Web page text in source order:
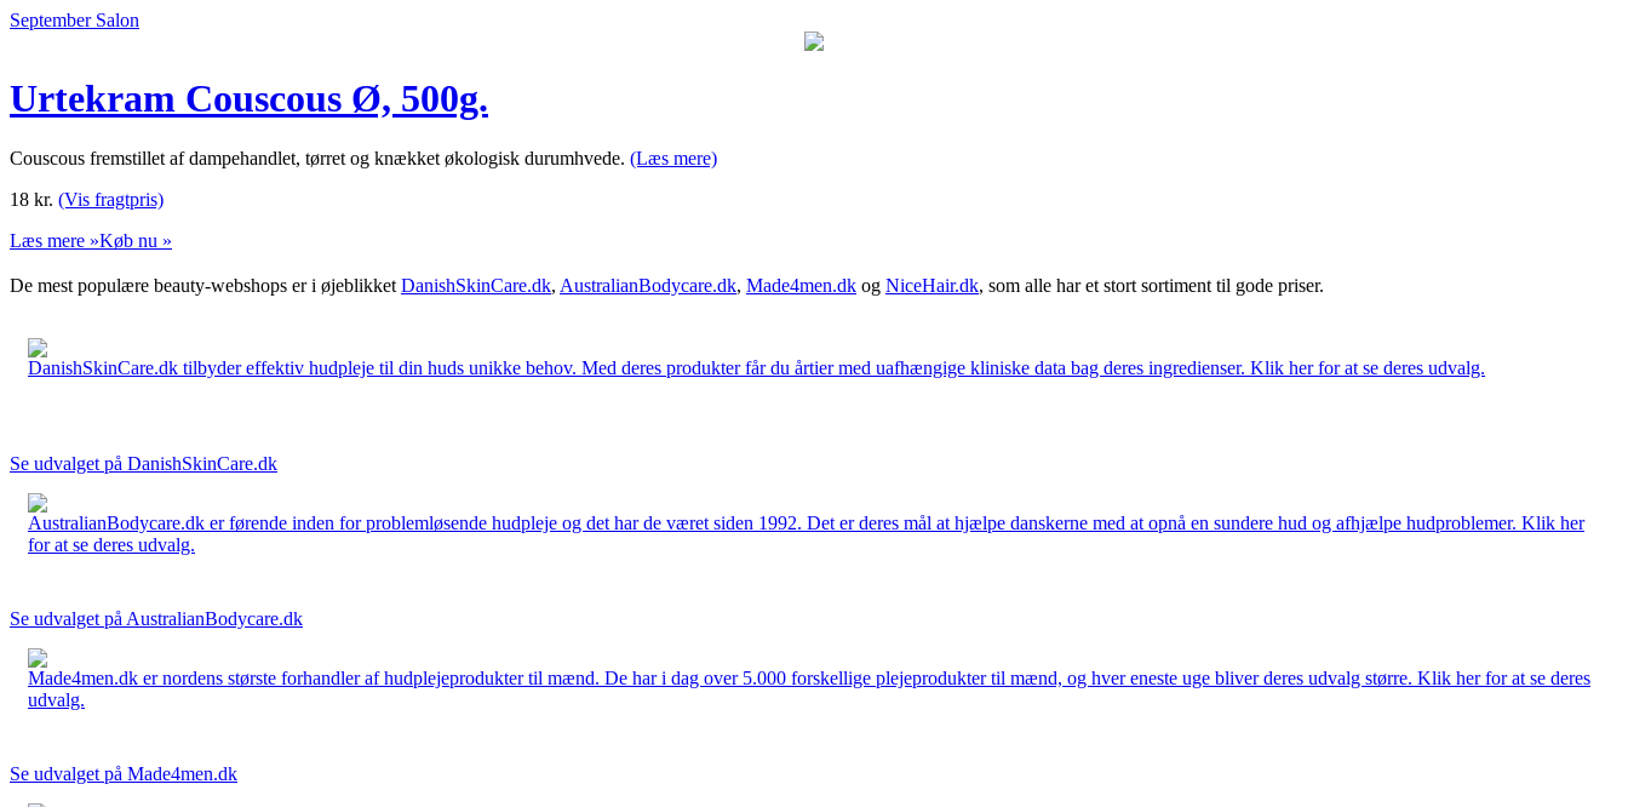
September Salon
Urtekram Couscous Ø, 500g.
Couscous fremstillet af dampehandlet, tørret og knækket økologisk durumhvede. (Læs mere)
18 kr. (Vis fragtpris)
Læs mere »Køb nu »
De mest populære beauty-webshops er i øjeblikket DanishSkinCare.dk, AustralianBodycare.dk, Made4men.dk og NiceHair.dk, som alle har et stort sortiment til gode priser.
DanishSkinCare.dk tilbyder effektiv hudpleje til din huds unikke behov. Med deres produkter får du årtier med uafhængige kliniske data bag deres ingredienser. Klik her for at se deres udvalg.
Se udvalget på DanishSkinCare.dk
AustralianBodycare.dk er førende inden for problemløsende hudpleje og det har de været siden 1992. Det er deres mål at hjælpe danskerne med at opnå en sundere hud og afhjælpe hudproblemer. Klik her
for at se deres udvalg.
Se udvalget på AustralianBodycare.dk
Made4men.dk er nordens største forhandler af hudplejeprodukter til mænd. De har i dag over 5.000 forskellige plejeprodukter til mænd, og hver eneste uge bliver deres udvalg større. Klik her for at se deres
udvalg.
Se udvalget på Made4men.dk